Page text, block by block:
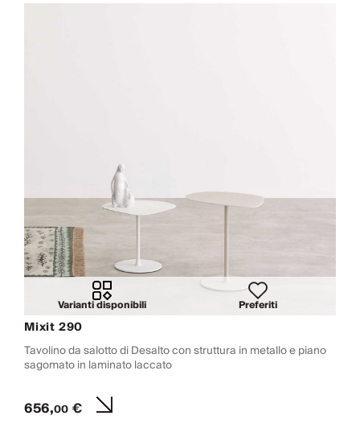
Varianti disponibili Preferiti
Mixit 290
Tavolino da salotto di Desalto con struttura in metallo e piano
sagomato in laminato laccato
656,00€